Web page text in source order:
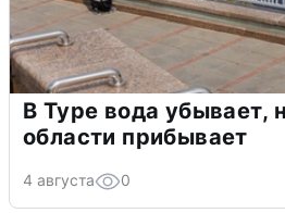
В Туре вода убывает,
области прибывает
4 августа 0